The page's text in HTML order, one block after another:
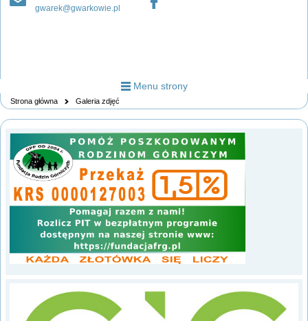
gwarek@gwarkowie.pl
Menu strony
Strona główna Galeria zdjęć